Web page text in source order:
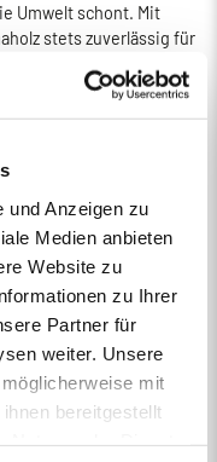
und Anzeigen zu
Medien anbieten
Website zu
zu Ihrer
Partner für
weiter. Unsere
mit
bereitgestellt
Umwelt schont. Mit
stets zuverlässig für
IHRE DATEN
kg lose Pellets